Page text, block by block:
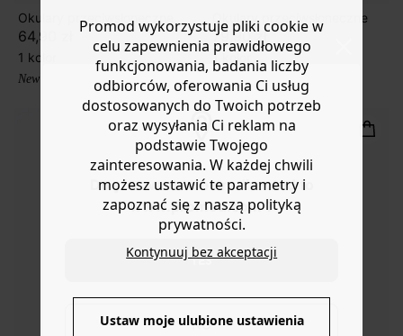
Do you want to be redirected to
www.promod.com ?
YES
NO
Okulary przeciwsłoneczne
64,90 zł
1 kolor
New collection
Okulary przeciwsłoneczne
79,90 zł
1 kolor
New collection
Promod wykorzystuje pliki cookie w
celu zapewnienia prawidłowego
funkcjonowania, badania liczby
odbiorców, oferowania Ci usług
dostosowanych do Twoich potrzeb
oraz wysyłania Ci reklam na
podstawie Twojego
zainteresowania. W każdej chwili
możesz ustawić te parametry i
zapoznać się z naszą polityką
prywatności.
Kontynuuj bez akceptacji
Ustaw moje ulubione ustawienia